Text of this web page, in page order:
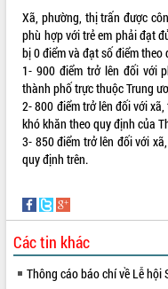
VIDEO
Không có file video nào để phát.
ALBUM ẢNH
Xã, phường, thị trấn được
phù hợp với trẻ em phải đạt
bị 0 điểm và đạt số điểm theo
1- 900 điểm trở lên đối với
thành phố trực thuộc Trung
2- 800 điểm trở lên đối với
khó khăn theo quy định của
3- 850 điểm trở lên đối với
quy định trên.
Các tin khác
Thông cáo báo chí về Lễ